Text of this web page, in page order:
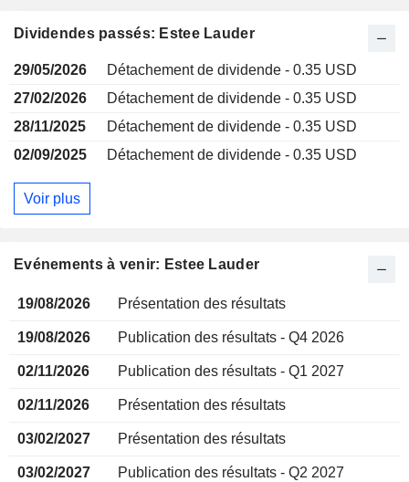
Dividendes passés: Estee Lauder
29/05/2026
Détachement de dividende - 0.35 USD
27/02/2026
Détachement de dividende - 0.35 USD
28/11/2025
Détachement de dividende - 0.35 USD
02/09/2025
Détachement de dividende - 0.35 USD
Voir plus
Evénements à venir: Estee Lauder
19/08/2026 Présentation des résultats
19/08/2026 Publication des résultats - Q4 2026
02/11/2026 Publication des résultats - Q1 2027
02/11/2026 Présentation des résultats
03/02/2027 Présentation des résultats
03/02/2027 Publication des résultats - Q2 2027